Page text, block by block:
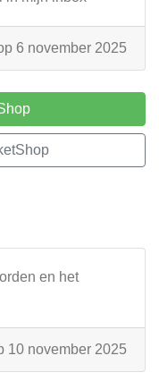
6 november 2025
en het
10 november 2025